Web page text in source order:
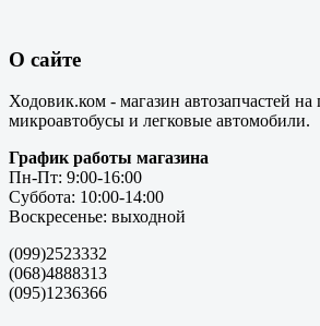
О сайте
Ходовик.ком - магазин автозапчастей на
микроавтобусы и легковые автомобили.
График работы магазина
Пн-Пт: 9:00-16:00
Суббота: 10:00-14:00
Воскресенье: выходной
(099)2523332
(068)4888313
(095)1236366